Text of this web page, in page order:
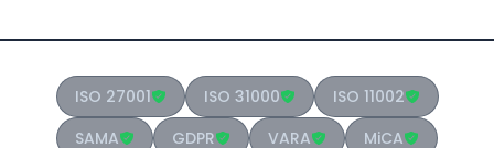
ISO 27001 ISO 31000
ISO 11002
SAMA
GDPR VARA MiCA